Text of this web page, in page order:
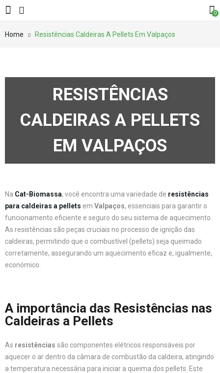
0
Home Resistências Caldeiras A Pellets Em Valpaços
RESISTÊNCIAS
CALDEIRAS A PELLETS
EM VALPAÇOS
Na Cat-Biomassa, você encontra uma variedade de resistências
para caldeiras a pellets em Valpaços, essenciais para garantir o
funcionamento eficiente e seguro do seu sistema de aquecimento.
As resistências são peças cruciais no processo de ignição das
caldeiras, permitindo que o combustível (pellets) seja queimado
corretamente, assegurando um aquecimento eficaz e, igualmente,
económico.
A importância das Resistências nas
Caldeiras a Pellets
As resistências são componentes elétricos responsáveis por
aquecer o ar dentro da câmara de combustão da caldeira, atingindo
a temperatura necessária para iniciar a queima dos pellets. Este